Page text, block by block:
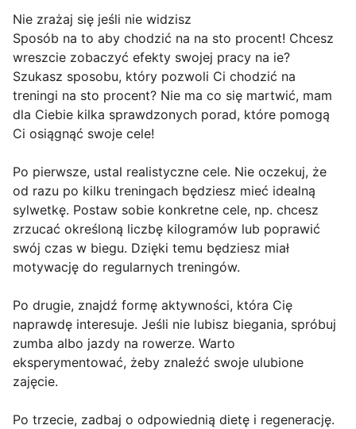
Nie zrażaj się jeśli nie widzisz
Sposób na to aby chodzić na na sto procent! Chcesz
wreszcie zobaczyć efekty swojej pracy na ie?
Szukasz sposobu, który pozwoli Ci chodzić na
treningi na sto procent? Nie ma co się martwić, mam
dla Ciebie kilka sprawdzonych porad, które pomogą
Ci osiągnąć swoje cele!
Po pierwsze, ustal realistyczne cele. Nie oczekuj, że
od razu po kilku treningach będziesz mieć idealną
sylwetkę. Postaw sobie konkretne cele, np. chcesz
zrzucać określoną liczbę kilogramów lub poprawić
swój czas w biegu. Dzięki temu będziesz miał
motywację do regularnych treningów.
Po drugie, znajdź formę aktywności, która Cię
naprawdę interesuje. Jeśli nie lubisz biegania, spróbuj
zumba albo jazdy na rowerze. Warto
eksperymentować, żeby znaleźć swoje ulubione
zajęcie.
Po trzecie, zadbaj o odpowiednią dietę i regenerację.